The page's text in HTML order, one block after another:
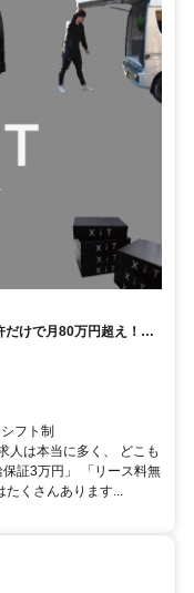
だけで月80万円超え！学
ば即スタート可能！
フト制
人は本当に多く、 どこも
証3万円」 「リース料無
たくさんあります...